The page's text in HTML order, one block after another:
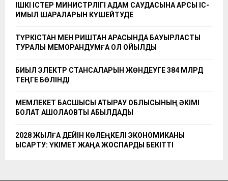
ІШКІ ІСТЕР МИНИСТРЛІГІ АДАМ САУДАСЫНА ҚАРСЫ ІС-
ҚИМЫЛ ШАРАЛАРЫН КҮШЕЙТУДЕ
ТҮРКІСТАН МЕН РИШТАН АРАСЫНДА БАУЫРЛАСТЫҚ
ТУРАЛЫ МЕМОРАНДУМҒА ҚОЛ ҚОЙЫЛДЫ
БИЫЛ ЭЛЕКТР СТАНСАЛАРЫН ЖӨНДЕУГЕ 384 МЛРД
ТЕҢГЕ БӨЛІНДІ
МЕМЛЕКЕТ БАСШЫСЫ АТЫРАУ ОБЛЫСЫНЫҢ ӘКІМІ
БОЛАТ АҚШОЛАҚОВТЫ ҚАБЫЛДАДЫ
2028 ЖЫЛҒА ДЕЙІН КӨЛЕҢКЕЛІ ЭКОНОМИКАНЫ
ҚЫСҚАРТУ: ҮКІМЕТ ЖАҢА ЖОСПАРДЫ БЕКІТТІ